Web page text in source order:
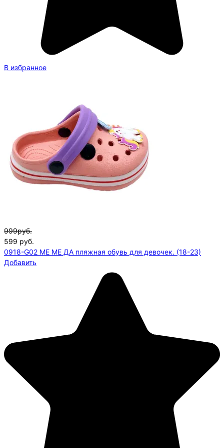
В избранное
999руб.
599 руб.
0918-G02 МЕ МЕ ДА пляжная обувь для девочек. (18-23)
Добавить